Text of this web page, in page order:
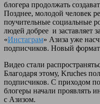
блогера продолжать
Позднее, молодой человек
поучительные социальные
людей добрее и заставляет
«Инстаграм» Азиза уже
подписчиков. Новый
Видео стали
Благодаря этому, Kruches
подписчиков. С приходом
блогеры начали проявлять
с Азизом.